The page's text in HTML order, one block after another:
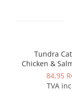
NUTRACEUTICE
VITAMINE
RECOMPENSE
Tundra
Chicken &
– Hrană
cereale
84,95
TVA